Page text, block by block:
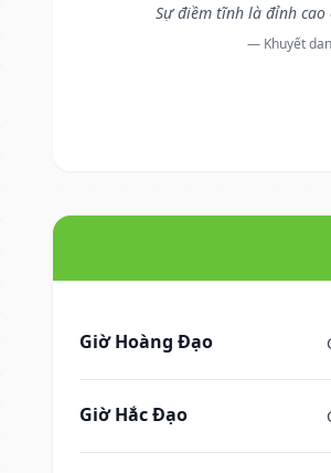
Sự điềm tĩnh là đỉnh cao
— Khuyết
Giờ Hoàng Đạo
Giờ Hắc Đạo